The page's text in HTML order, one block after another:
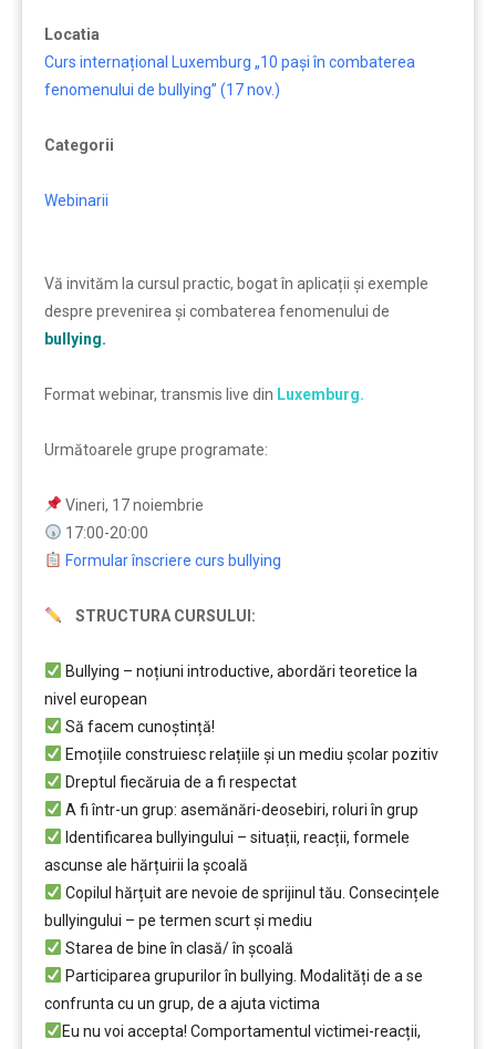
Locatia
Curs internațional Luxemburg „10 pași în combaterea
fenomenului de bullying” (17 nov.)
Categorii
Webinarii
Vă invităm la cursul practic, bogat în aplicații și exemple
despre prevenirea și combaterea fenomenului de
bullying.
Format webinar, transmis live din Luxemburg.
Următoarele grupe programate:
Vineri, 17 noiembrie
17:00-20:00
Formular înscriere curs bullying
STRUCTURA CURSULUI:
Bullying – noțiuni introductive, abordări teoretice la
nivel european
Să facem cunoștință!
Emoțiile construiesc relațiile și un mediu școlar pozitiv
Dreptul fiecăruia de a fi respectat
A fi într-un grup: asemănări-deosebiri, roluri în grup
Identificarea bullyingului – situații, reacții, formele
ascunse ale hărțuirii la școală
Copilul hărțuit are nevoie de sprijinul tău. Consecințele
bullyingului – pe termen scurt și mediu
Starea de bine în clasă/ în școală
Participarea grupurilor în bullying. Modalități de a se
confrunta cu un grup, de a ajuta victima
Eu nu voi accepta! Comportamentul victimei-reacții,